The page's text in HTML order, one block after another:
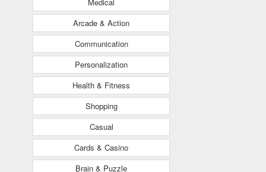
Arcade & Action
Communication
Personalization
Health & Fitness
Shopping
Casual
Cards & Casino
Brain & Puzzle